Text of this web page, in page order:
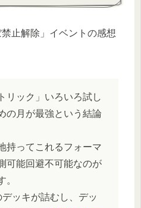
止解除」イベントの感想
リック」いろいろ試し
の月が最強という結論
持ってこれるフォーマ
可能回避不可能なのが
。
ッキが詰むし、デッ